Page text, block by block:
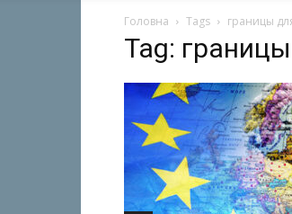
Головна Tags границы
Tag: